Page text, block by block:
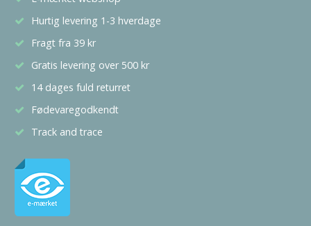
Hurtig levering 1-3 hverdage
Fragt fra 39 kr
Gratis levering over 500 kr
14 dages fuld returret
Fødevaregodkendt
Track and trace